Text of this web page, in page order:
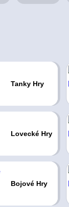
Tanky Hry
Lovecké Hry
Bojové Hry